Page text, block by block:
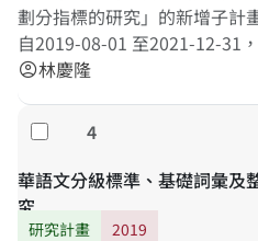
劃分指標的研究」的新增子計
自2019-08-01 至2021-12-31
再增加4項子計畫，本研究為子
account_circle林慶隆
勾選
4
華語文分級標準、基礎詞彙及
究
研究計畫 2019